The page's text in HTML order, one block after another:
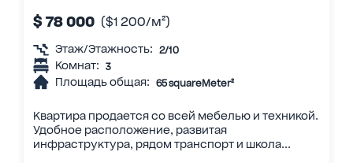
$ 78 000 ($1 200/м²)
Этаж/Этажность: 2/10
Комнат: 3
Площадь общая: 65 squareMeter²
Квартира продается со всей мебелью и техникой.
Удобное расположение, развитая
инфраструктура, рядом транспорт и школа...